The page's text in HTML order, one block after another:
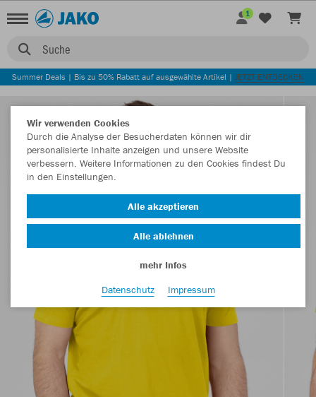
Suche
1
Summer Deals | Bis zu 50% Rabatt auf ausgewählte Artikel | JETZT ENTDECKEN
Wir verwenden Cookies
Durch die Analyse der Besucherdaten können wir dir
personalisierte Inhalte anzeigen und unsere Website
verbessern. Weitere Informationen zu den Cookies findest Du
in den Einstellungen.
Alle akzeptieren
Alle ablehnen
mehr Infos
Datenschutz
Impressum